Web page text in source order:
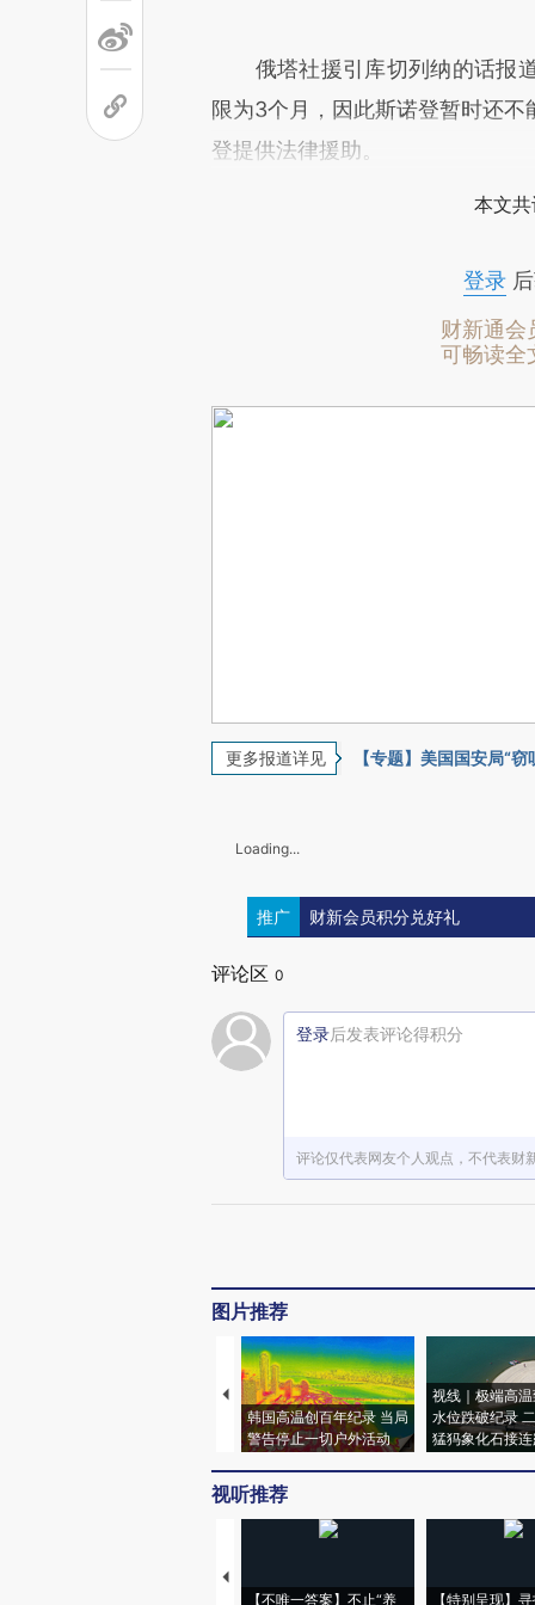
俄塔社援引库切列纳的话报道
限为3个月，因此斯诺登暂时还
登提供法律援助。
本文共
登录后
财新通会
可畅读全
更多报道详见 【专题】美国国安局“窃
Loading...
推广 财新会员积分兑好礼
评论区 0
登录后发表评论得积分
评论仅代表网友个人观点，不代表财
图片推荐
韩国高温创百年纪录 当局
警告停止一切户外活动
视线｜极端高
水位跌破纪录
猛犸象化石接连
视听推荐
【不唯一答案】不止“养
【特别呈现】